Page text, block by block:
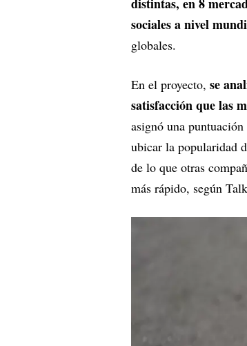
distintas, en 8
sociales a nivel
globales.
En el proyecto, se
satisfacción que las
asignó una
ubicar la popularidad
de lo que otras
más rápido, según